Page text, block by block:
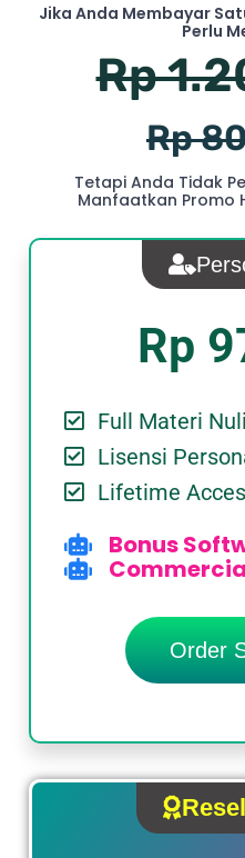
Jika Anda Membayar
Perlu
Rp
Rp
Tetapi Anda Tidak
Manfaatkan Promo
Rp
Full Materi
Lisensi
Lifetime
Bonus
Order